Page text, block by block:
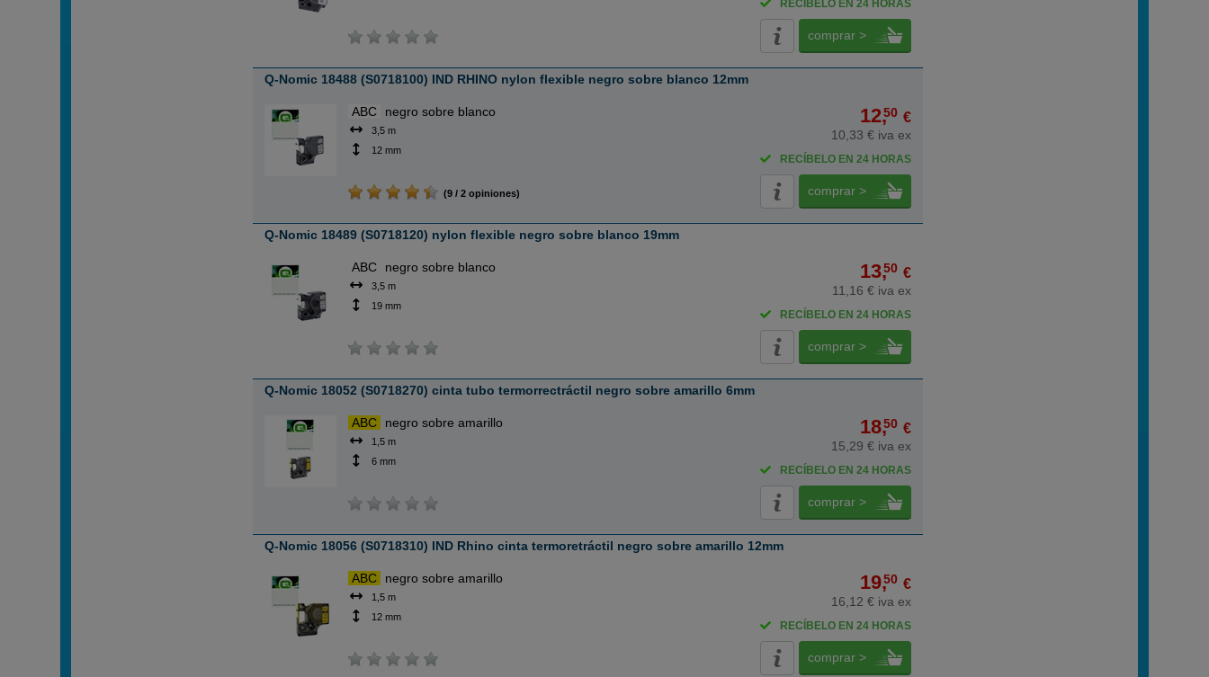
RECÍBELO EN 24 HORAS
comprar >
Q-Nomic 18488 (S0718100) IND RHINO nylon flexible negro sobre blanco 12mm
ABC negro sobre blanco
3,5 m
12 mm
(9 / 2 opiniones)
12,50 €
10,33 € iva ex
RECÍBELO EN 24 HORAS
comprar >
Q-Nomic 18489 (S0718120) nylon flexible negro sobre blanco 19mm
ABC negro sobre blanco
3,5 m
19 mm
13,50 €
11,16 € iva ex
RECÍBELO EN 24 HORAS
comprar >
Q-Nomic 18052 (S0718270) cinta tubo termorrectráctil negro sobre amarillo 6mm
ABC negro sobre amarillo
1,5 m
6 mm
18,50 €
15,29 € iva ex
RECÍBELO EN 24 HORAS
comprar >
Q-Nomic 18056 (S0718310) IND Rhino cinta termoretráctil negro sobre amarillo 12mm
ABC negro sobre amarillo
1,5 m
12 mm
19,50 €
16,12 € iva ex
RECÍBELO EN 24 HORAS
comprar >